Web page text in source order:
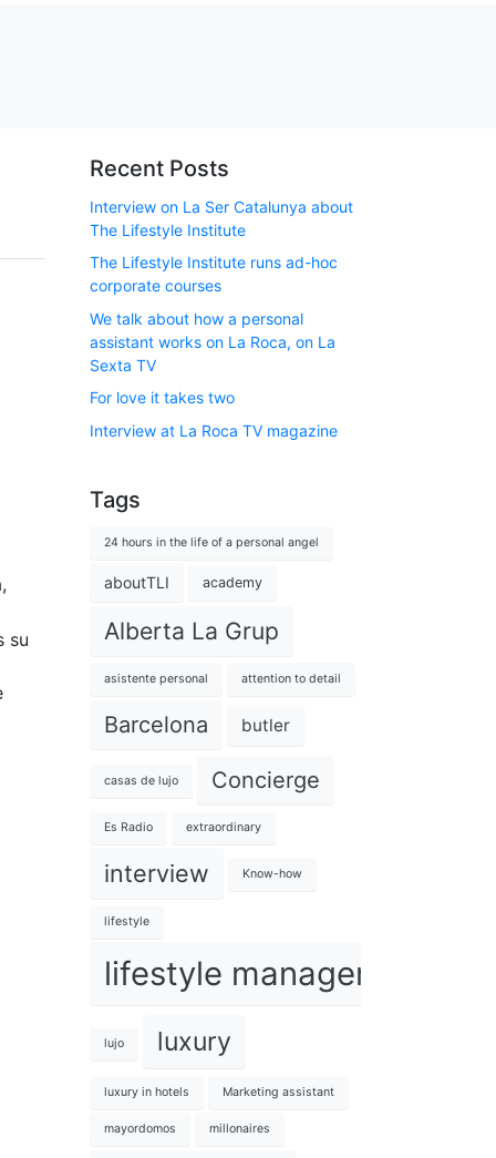
su
Recent Posts
Interview on La Ser Catalunya about
The Lifestyle Institute
The Lifestyle Institute runs ad-hoc
corporate courses
We talk about how a personal
assistant works on La Roca, on La
Sexta TV
For love it takes two
Interview at La Roca TV magazine
Tags
24 hours in the life of a personal angel
aboutTLI academy
Alberta La Grup
asistente personal attention to detail
Barcelona butler
casas de lujo Concierge
Es Radio extraordinary
interview Know-how
lifestyle
lifestyle management
lujo luxury
luxury in hotels Marketing assistant
mayordomos millonaires